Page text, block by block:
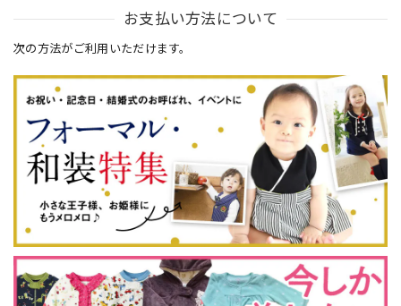
お支払い方法について
次の方法がご利用いただけます。